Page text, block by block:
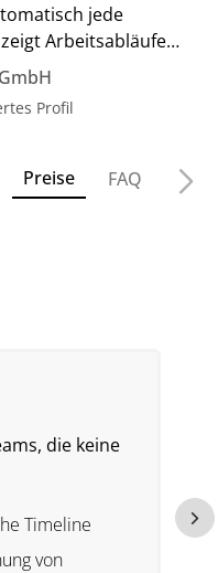
jede
Arbeitsabläufe
an.
Profil
Preise FAQ
die keine
Timeline
von